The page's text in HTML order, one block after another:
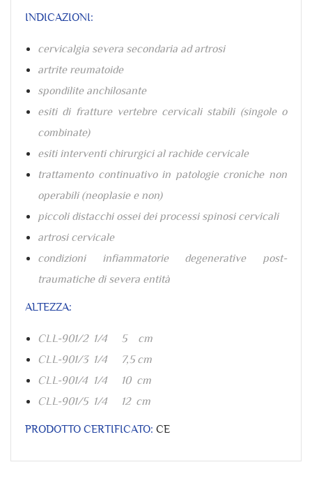
INDICAZIONI:
cervicalgia severa secondaria ad artrosi
artrite reumatoide
spondilite anchilosante
esiti di fratture vertebre cervicali stabili (singole o
combinate)
esiti interventi chirurgici al rachide cervicale
trattamento continuativo in patologie croniche non
operabili (neoplasie e non)
piccoli distacchi ossei dei processi spinosi cervicali
artrosi cervicale
condizioni infiammatorie degenerative post-
traumatiche di severa entità
ALTEZZA:
CLL-901/2 1/4 5 cm
CLL-901/3 1/4 7,5 cm
CLL-901/4 1/4 10 cm
CLL-901/5 1/4 12 cm
PRODOTTO CERTIFICATO: CE